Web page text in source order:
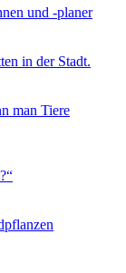
und -planer
in der Stadt.
man Tiere